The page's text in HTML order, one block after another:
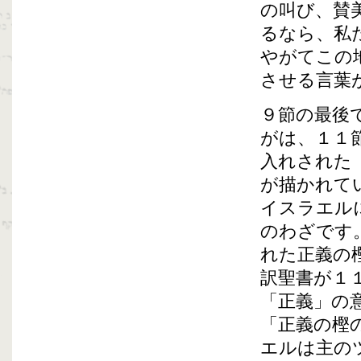
の叫び、賛
るなら、私
やがてこの
させる言葉
９節の最後
がは、１１
入れされた
が描かれて
イスラエル
のわざです
れた正義の
訳聖書が１
「正義」
「正義の
エルは主の